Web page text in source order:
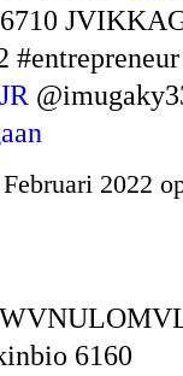
6710
2022
6160